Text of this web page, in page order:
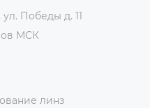
Победы д. 11
МСК
линз